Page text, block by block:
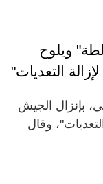
ويلوح
التعديات"
بإنزال الجيش
وقال